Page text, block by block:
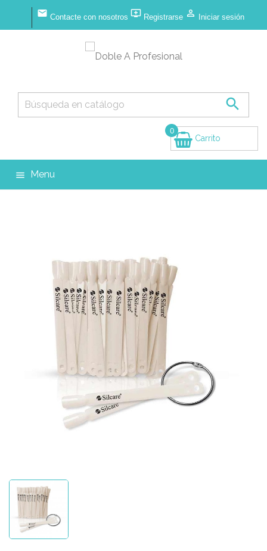
 Contacte con nosotros  Registrarse  Iniciar sesión

Carrito
0
 Menu